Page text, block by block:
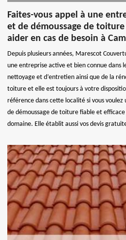
Faites-vous appel à une
et de démoussage de
aider en cas de besoin à
Depuis plusieurs années, Marescot
une entreprise active et bien connue dans
nettoyage et d’entretien ainsi que de la
toiture et elle est toujours à votre
référence dans cette localité si vous
de démoussage de toiture fiable et efficace
domaine. Elle établit aussi vos devis